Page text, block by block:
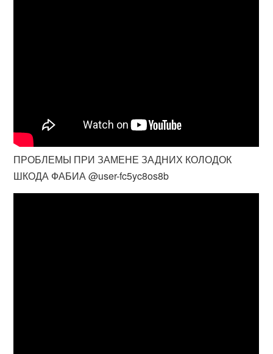
ПРОБЛЕМЫ ПРИ ЗАМЕНЕ ЗАДНИХ КОЛОДОК
ШКОДА ФАБИА @user-fc5yc8os8b